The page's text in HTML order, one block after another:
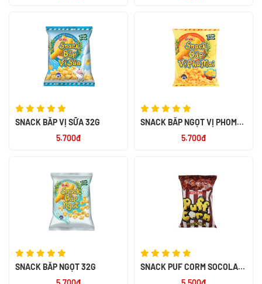
SNACK BẮP VỊ SỮA 32G
5.700đ
SNACK BẮP NGỌT VỊ PHOMAI
5.700đ
SNACK BẮP NGỌT 32G
SNACK PUF CORM SOCOLA